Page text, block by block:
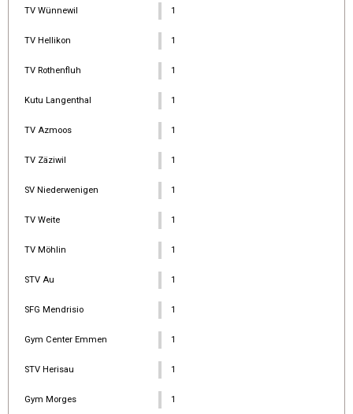
TV Wünnewil 1
TV Hellikon 1
TV Rothenfluh 1
Kutu Langenthal 1
TV Azmoos 1
TV Zäziwil 1
SV Niederwenigen 1
TV Weite 1
TV Möhlin 1
STV Au 1
SFG Mendrisio 1
Gym Center Emmen 1
STV Herisau 1
Gym Morges 1